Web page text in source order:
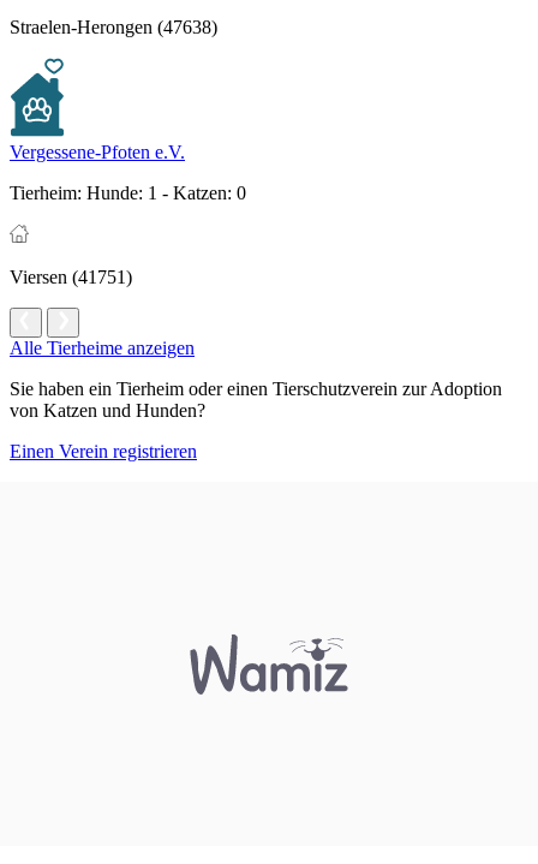
Straelen-Herongen (47638)
Vergessene-Pfoten e.V.
Tierheim: Hunde: 1 - Katzen: 0
Viersen (41751)
Alle Tierheime anzeigen
Sie haben ein Tierheim oder einen Tierschutzverein zur Adoption
von Katzen und Hunden?
Einen Verein registrieren